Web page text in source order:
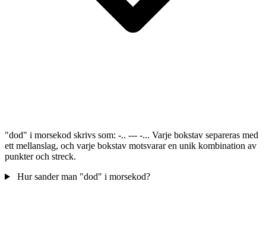
"dod" i morsekod skrivs som: -.. --- -... Varje bokstav separeras med
ett mellanslag, och varje bokstav motsvarar en unik kombination av
punkter och streck.
Hur sander man "dod" i morsekod?